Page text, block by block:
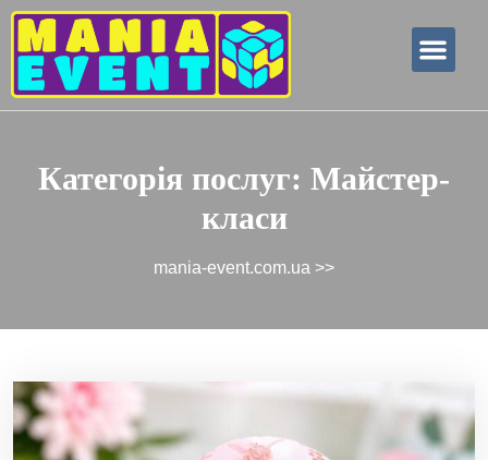
Категорія послуг: Майстер-
класи
mania-event.com.ua >>